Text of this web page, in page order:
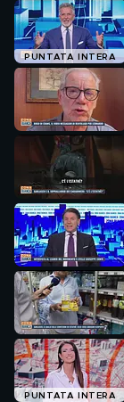
PUNTATA INTERA
PUNTATA INTERA